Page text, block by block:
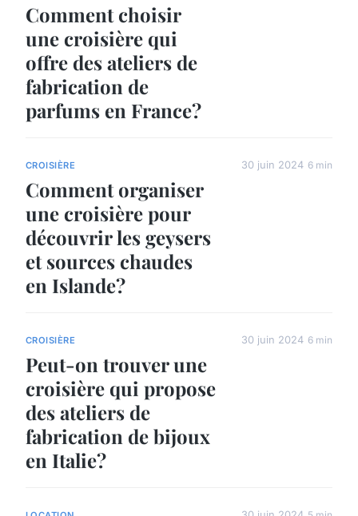
Comment choisir
une croisière qui
offre des ateliers de
fabrication de
parfums en France?
CROISIÈRE
Comment organiser
une croisière pour
découvrir les geysers
et sources chaudes
en Islande?
30 juin 2024 6 min
CROISIÈRE
Peut-on trouver une
croisière qui propose
des ateliers de
fabrication de bijoux
en Italie?
30 juin 2024 6 min